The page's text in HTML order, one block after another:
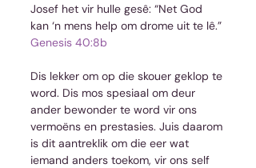
Josef het vir hulle gesê: “Net God
kan ‘n mens help om drome uit te lê.”
Genesis 40:8b
Dis lekker om op die skouer geklop te
word. Dis mos spesiaal om deur
ander bewonder te word vir ons
vermoëns en prestasies. Juis daarom
is dit aantreklik om die eer wat
iemand anders toekom, vir ons self